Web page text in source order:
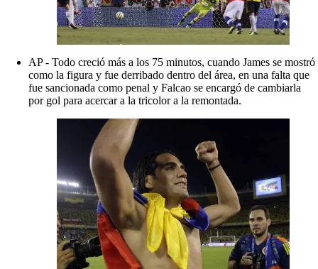
AP - Todo creció más a los 75 minutos, cuando James se mostró
como la figura y fue derribado dentro del área, en una falta que
fue sancionada como penal y Falcao se encargó de cambiarla
por gol para acercar a la tricolor a la remontada.